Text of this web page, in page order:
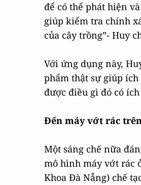
để có thể phát hiện
giúp kiểm tra chính
của cây trồng”- Huy
Với ứng dụng này,
phẩm thật sự giúp
được điều gì đó có
Đến máy vớt rác
Một sáng chế nữa
mô hình máy vớt rác
Khoa Đà Nẵng) chế